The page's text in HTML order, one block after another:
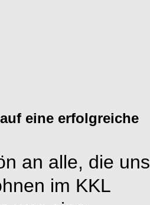
eine erfolgreiche
an alle, die uns
im KKL